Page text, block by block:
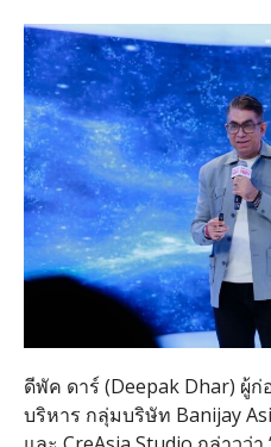
ดีพัค ดาร์ (Deepak Dhar) ผู้
บริหาร กลุ่มบริษัท Banijay